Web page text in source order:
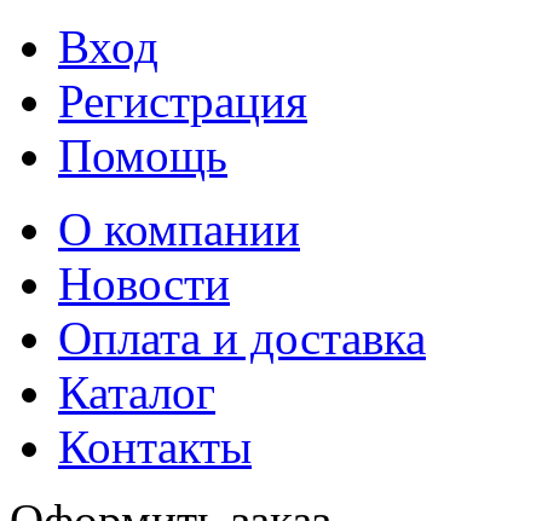
Вход
Регистрация
Помощь
О компании
Новости
Оплата и доставка
Каталог
Контакты